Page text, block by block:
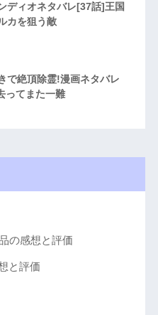
ディオネタバレ[37話]王国
カを狙う敵
で絶頂除霊!漫画ネタバレ
ってまた一難
の感想と評価
と評価